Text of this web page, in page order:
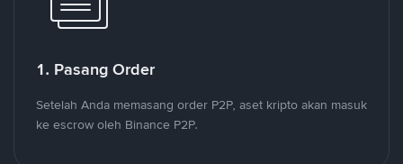
1. Pasang Order
Setelah Anda memasang order P2P, aset kripto akan masuk
ke escrow oleh Binance P2P.